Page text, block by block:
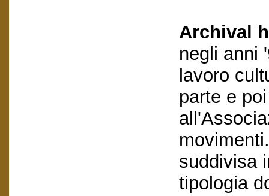
Archival
negli anni
lavoro
parte e
suddivisa
tipologia